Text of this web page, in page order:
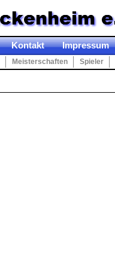
Kontakt Impressum
Meisterschaften Spieler